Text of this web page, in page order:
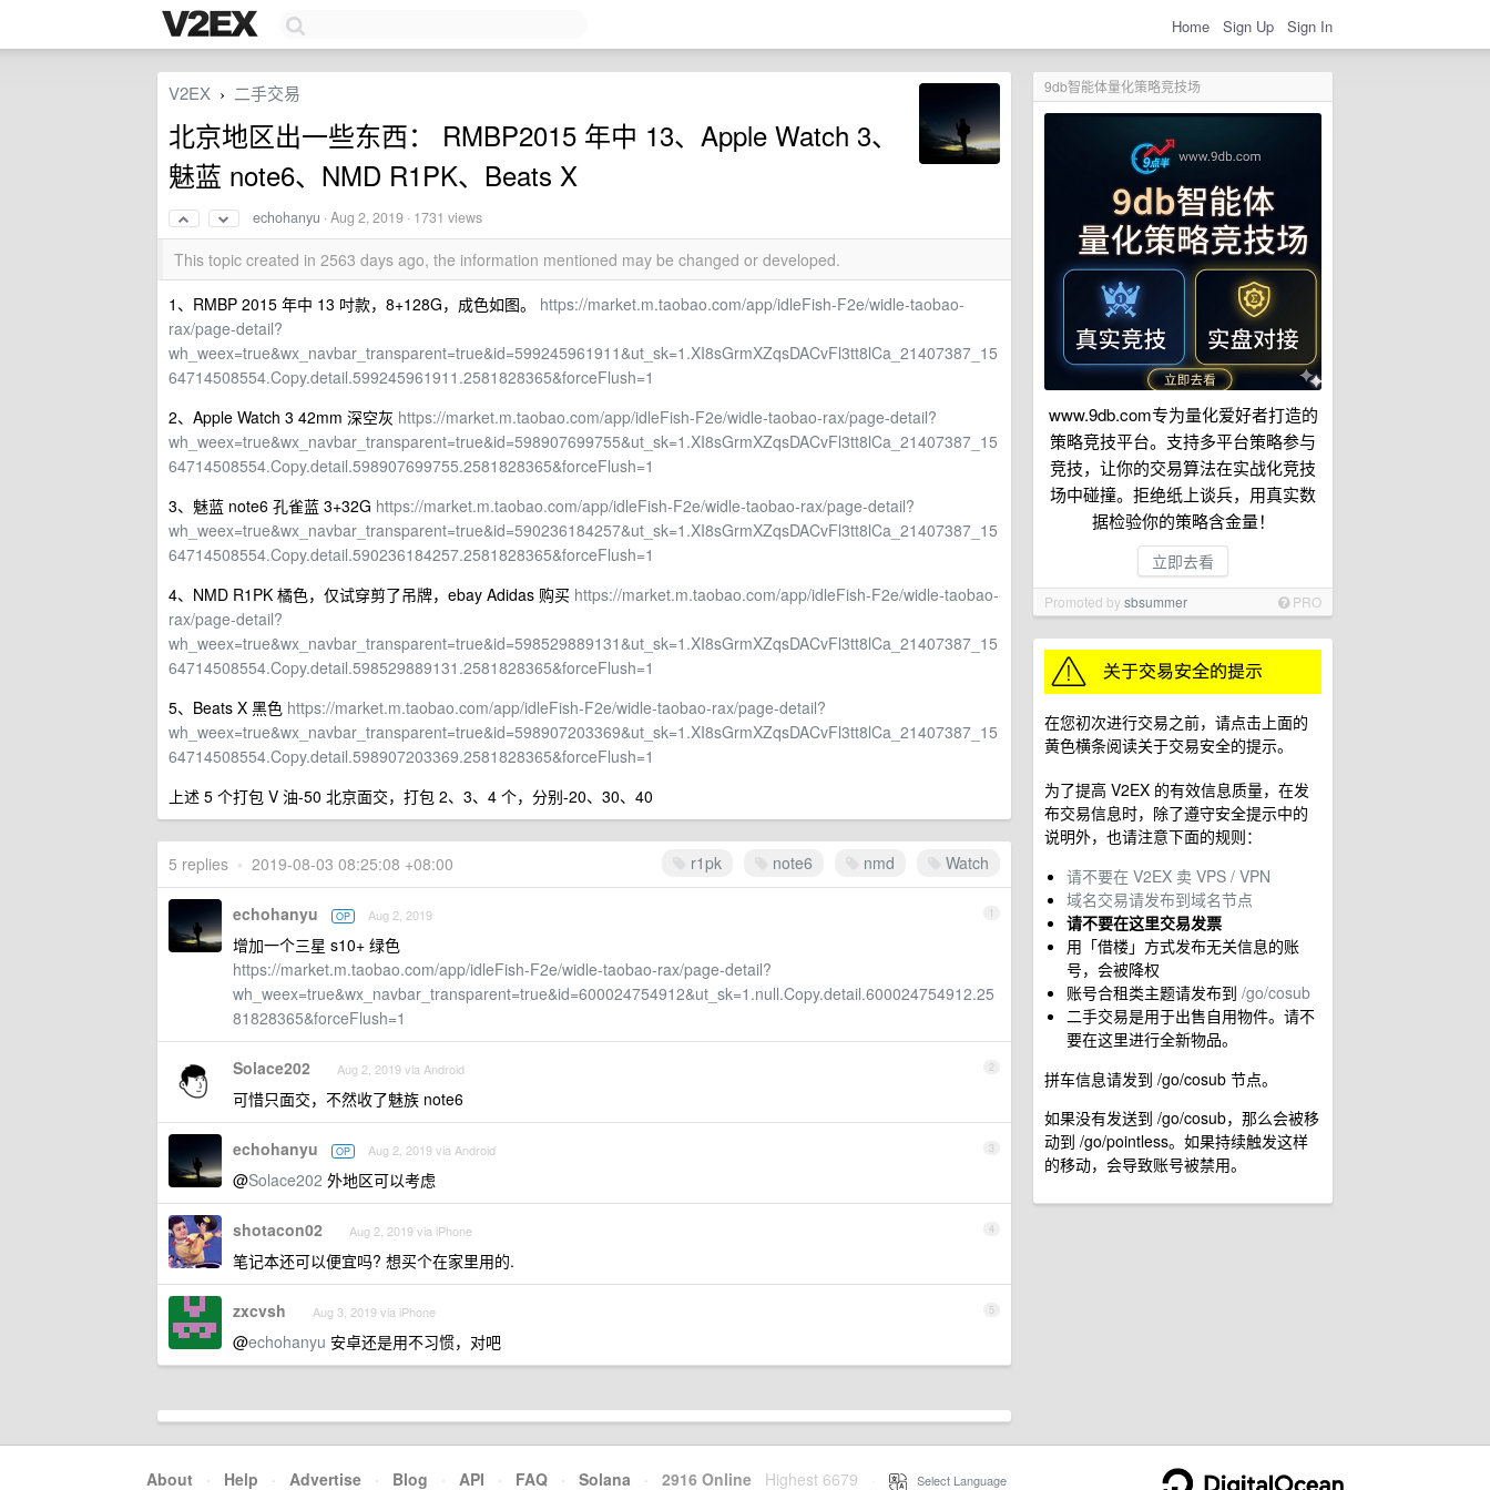
Home Sign Up Sign In
9db智能体量化策略竞技场
www.9db.com专为量化爱好者打造的
策略竞技平台。支持多平台策略参与
竞技，让你的交易算法在实战化竞技
场中碰撞。拒绝纸上谈兵，用真实数
据检验你的策略含金量！
立即去看
Promoted bysbsummer PRO
在您初次进行交易之前，请点击上面的
黄色横条阅读关于交易安全的提示。
为了提高 V2EX 的有效信息质量，在发
布交易信息时，除了遵守安全提示中的
说明外，也请注意下面的规则：
请不要在 V2EX 卖 VPS / VPN
域名交易请发布到域名节点
请不要在这里交易发票
用「借楼」方式发布无关信息的账
号，会被降权
账号合租类主题请发布到 /go/cosub
二手交易是用于出售自用物件。请不
要在这里进行全新物品。
拼车信息请发到 /go/cosub 节点。
如果没有发送到 /go/cosub，那么会被移
动到 /go/pointless。如果持续触发这样
的移动，会导致账号被禁用。
V2EX › 二手交易
北京地区出一些东西： RMBP2015 年中 13、Apple Watch 3、
魅蓝 note6、NMD R1PK、Beats X
echohanyu ·Aug 2, 2019 · 1731 views
This topic created in 2563 days ago, the information mentioned may be changed or developed.
1、RMBP 2015 年中 13 吋款，8+128G，成色如图。 https://market.m.taobao.com/app/idleFish-F2e/widle-taobao-
rax/page-detail?
wh_weex=true&wx_navbar_transparent=true&id=599245961911&ut_sk=1.XI8sGrmXZqsDACvFl3tt8lCa_21407387_15
64714508554.Copy.detail.599245961911.2581828365&forceFlush=1
2、Apple Watch 3 42mm 深空灰 https://market.m.taobao.com/app/idleFish-F2e/widle-taobao-rax/page-detail?
wh_weex=true&wx_navbar_transparent=true&id=598907699755&ut_sk=1.XI8sGrmXZqsDACvFl3tt8lCa_21407387_15
64714508554.Copy.detail.598907699755.2581828365&forceFlush=1
3、魅蓝 note6 孔雀蓝 3+32G https://market.m.taobao.com/app/idleFish-F2e/widle-taobao-rax/page-detail?
wh_weex=true&wx_navbar_transparent=true&id=590236184257&ut_sk=1.XI8sGrmXZqsDACvFl3tt8lCa_21407387_15
64714508554.Copy.detail.590236184257.2581828365&forceFlush=1
4、NMD R1PK 橘色，仅试穿剪了吊牌，ebay Adidas 购买 https://market.m.taobao.com/app/idleFish-F2e/widle-taobao-
rax/page-detail?
wh_weex=true&wx_navbar_transparent=true&id=598529889131&ut_sk=1.XI8sGrmXZqsDACvFl3tt8lCa_21407387_15
64714508554.Copy.detail.598529889131.2581828365&forceFlush=1
5、Beats X 黑色 https://market.m.taobao.com/app/idleFish-F2e/widle-taobao-rax/page-detail?
wh_weex=true&wx_navbar_transparent=true&id=598907203369&ut_sk=1.XI8sGrmXZqsDACvFl3tt8lCa_21407387_15
64714508554.Copy.detail.598907203369.2581828365&forceFlush=1
上述 5 个打包 V 油-50 北京面交，打包 2、3、4 个，分别-20、30、40
r1pk note6 nmd Watch
5 replies • 2019-08-03 08:25:08 +08:00
1
echohanyu OP Aug 2, 2019
增加一个三星 s10+ 绿色
https://market.m.taobao.com/app/idleFish-F2e/widle-taobao-rax/page-detail?
wh_weex=true&wx_navbar_transparent=true&id=600024754912&ut_sk=1.null.Copy.detail.600024754912.25
81828365&forceFlush=1
2
Solace202 Aug 2, 2019 via Android
可惜只面交，不然收了魅族 note6
3
echohanyu OP Aug 2, 2019 via Android
@Solace202 外地区可以考虑
4
shotacon02 Aug 2, 2019 via iPhone
笔记本还可以便宜吗? 想买个在家里用的.
5
zxcvsh Aug 3, 2019 via iPhone
@echohanyu 安卓还是用不习惯，对吧
About · Help · Advertise · Blog · API · FAQ · Solana · 2916 Online Highest 6679 Select Language